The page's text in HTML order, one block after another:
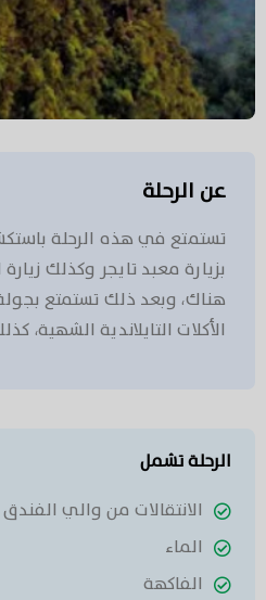
عن الرحلة
تستمتع في هذه الرحلة
بزيارة معبد تايجر وكذلك
هناك، وبعد ذلك تستمتع
الأكلات التايلاندية الشهية،
الرحلة تشمل
الانتقالات من والي الفندق
الماء
الفاكهة